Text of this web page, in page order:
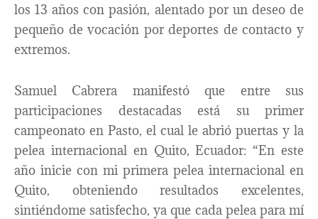
los 13 años con pasión, alentado por un deseo de
pequeño de vocación por deportes de contacto y
extremos.
Samuel Cabrera manifestó que entre sus
participaciones destacadas está su primer
campeonato en Pasto, el cual le abrió puertas y la
pelea internacional en Quito, Ecuador: “En este
año inicie con mi primera pelea internacional en
Quito, obteniendo resultados excelentes,
sintiéndome satisfecho, ya que cada pelea para mí